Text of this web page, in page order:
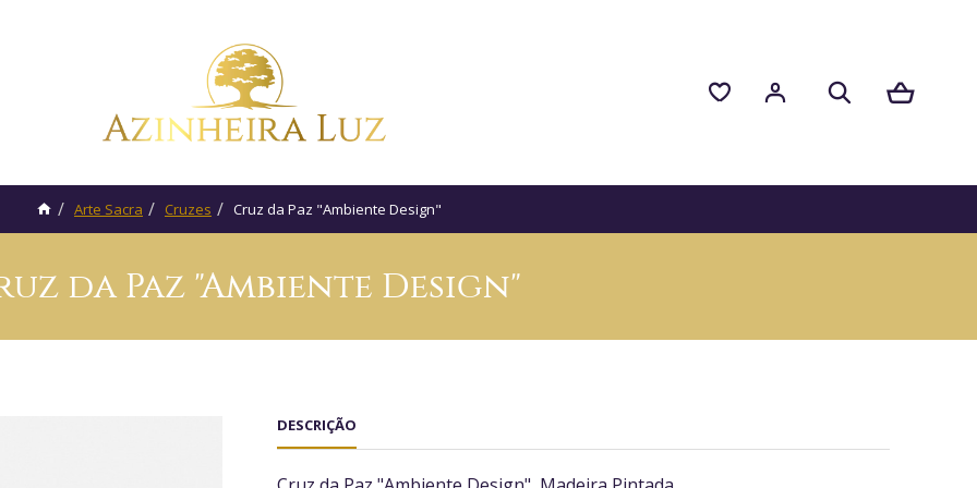
Arte Sacra Cruzes Cruz da Paz "Ambiente Design"
da Paz "Ambiente Design"
DESCRIÇÃO